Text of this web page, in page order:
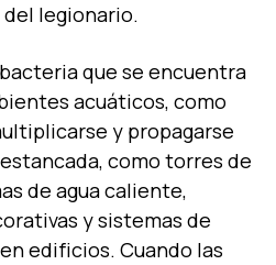
legionario.
que se encuentra
acuáticos, como
y propagarse
como torres de
de agua caliente,
y sistemas de
edificios. Cuando las